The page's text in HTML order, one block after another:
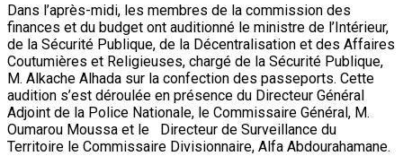
Dans l’après-midi, les membres de la commission des
finances et du budget ont auditionné le ministre de l’Intérieur,
de la Sécurité Publique, de la Décentralisation et des Affaires
Coutumières et Religieuses, chargé de la Sécurité Publique,
M. Alkache Alhada sur la confection des passeports. Cette
audition s’est déroulée en présence du Directeur Général
Adjoint de la Police Nationale, le Commissaire Général, M.
Oumarou Moussa et le Directeur de Surveillance du
Territoire le Commissaire Divisionnaire, Alfa Abdourahamane.